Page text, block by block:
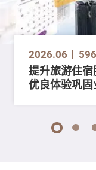
2026.06
提升旅游住
优良体验巩
1 2